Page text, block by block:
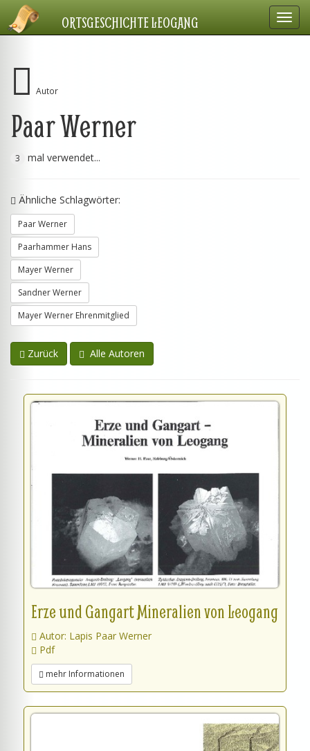
ORTSGESCHICHTE LEOGANG
Autor
Paar Werner
3 mal verwendet...
Ähnliche Schlagwörter:
Paar Werner
Paarhammer Hans
Mayer Werner
Sandner Werner
Mayer Werner Ehrenmitglied
Zurück Alle Autoren
Erze und Gangart Mineralien von Leogang
Autor: Lapis Paar Werner
Pdf
mehr Informationen